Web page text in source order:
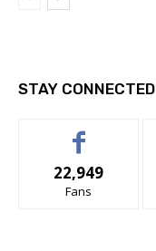
STAY CONNECTED
22,949
Fans